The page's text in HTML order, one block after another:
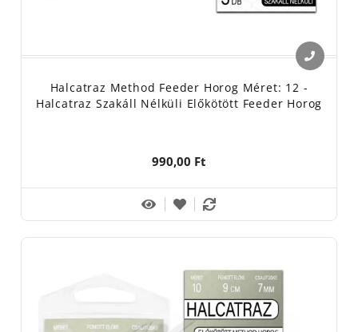
Halcatraz Method Feeder Horog Méret: 12 -
Halcatraz Szakáll Nélküli Előkötött Feeder Horog
990,00 Ft